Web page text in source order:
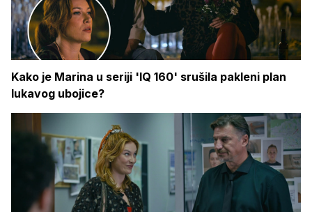
Kako je Marina u seriji 'IQ 160' srušila pakleni plan
lukavog ubojice?